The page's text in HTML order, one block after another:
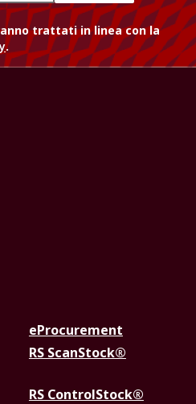
trattati in linea con la
.
eProcurement
RS ScanStock®
RS ControlStock®